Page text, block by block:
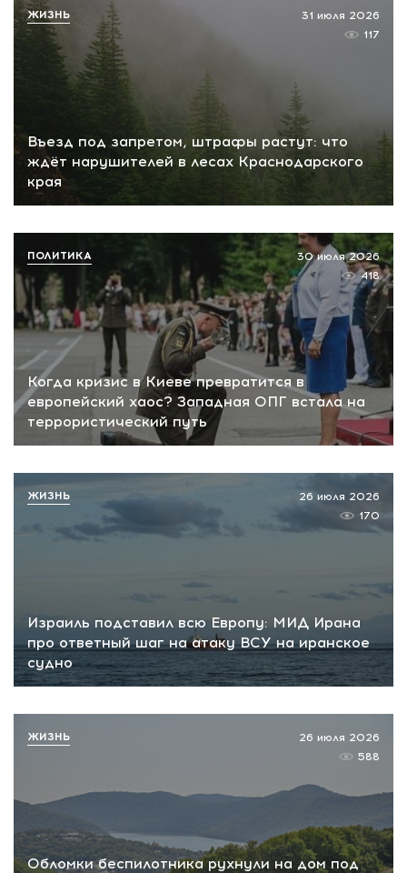
Въезд под запретом, штрафы растут: что
ждёт нарушителей в лесах Краснодарского
края
31 июля 2026
117
ЖИЗНЬ
Когда кризис в Киеве превратится в
европейский хаос? Западная ОПГ встала на
террористический путь
30 июля 2026
418
ПОЛИТИКА
Израиль подставил всю Европу: МИД Ирана
про ответный шаг на атаку ВСУ на иранское
судно
26 июля 2026
170
ЖИЗНЬ
Обломки беспилотника рухнули на дом под
26 июля 2026
588
ЖИЗНЬ